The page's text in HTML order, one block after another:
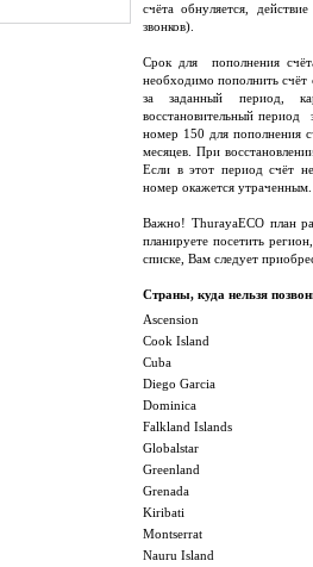
счёта обнуляется,
звонков).
Срок для пополнения
необходимо пополнить
за заданный период,
восстановительный период
номер 150 для пополнения
месяцев. При
Если в этот период счёт
номер окажется утраченным.
Важно! ThurayaECO план
планируете посетить
списке, Вам следует
Страны, куда нельзя
Ascension
Cook Island
Cuba
Diego Garcia
Dominica
Falkland Islands
Globalstar
Greenland
Grenada
Kiribati
Montserrat
Nauru Island